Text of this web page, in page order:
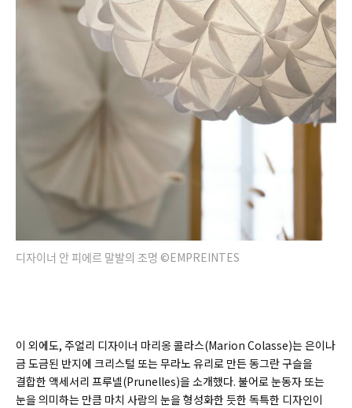
디자이너 안 피에르 말발의 조명 ©EMPREINTES
이 외에도, 주얼리 디자이너 마리옹 콜라스(Marion Colasse)는 은이나
금 도금된 반지에 크리스털 또는 무라노 유리로 만든 동그란 구슬을
결합한 액세서리 프루넬(Prunelles)을 소개했다. 불어로 눈동자 또는
눈을 의미하는 만큼 마치 사람의 눈을 형성화한 듯한 독특한 디자인이